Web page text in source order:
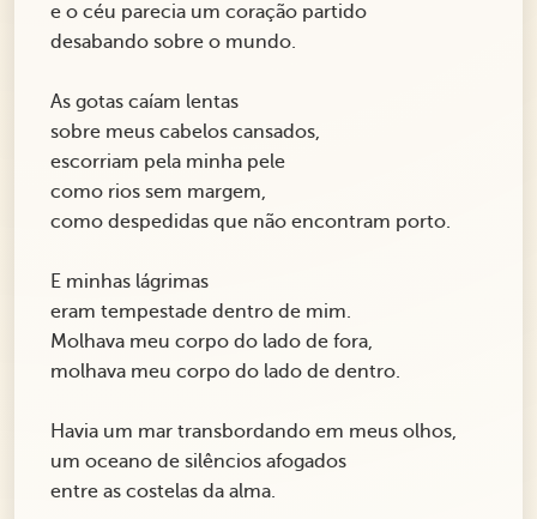
e o céu parecia um coração partido
desabando sobre o mundo.
As gotas caíam lentas
sobre meus cabelos cansados,
escorriam pela minha pele
como rios sem margem,
como despedidas que não encontram porto.
E minhas lágrimas
eram tempestade dentro de mim.
Molhava meu corpo do lado de fora,
molhava meu corpo do lado de dentro.
Havia um mar transbordando em meus olhos,
um oceano de silêncios afogados
entre as costelas da alma.